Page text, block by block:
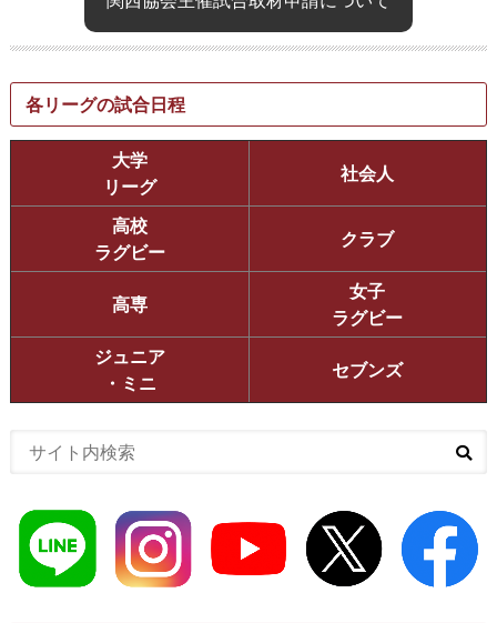
各リーグの試合日程
大学
リーグ
社会人
高校
ラグビー
クラブ
高専
女子
ラグビー
ジュニア
・ミニ
セブンズ